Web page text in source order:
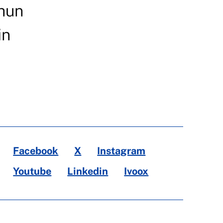
Facebook X
Instagram
Youtube
Linkedin Ivoox